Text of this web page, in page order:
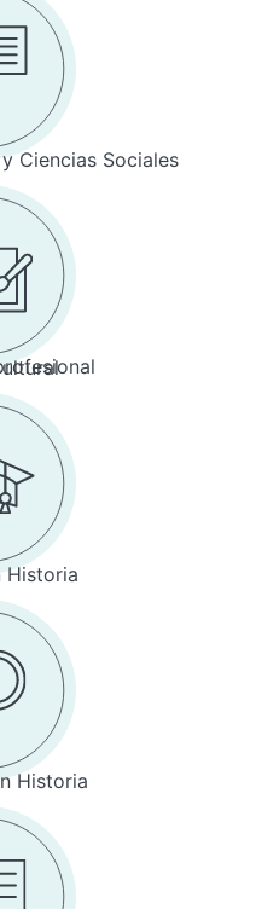
Ciencias Sociales
Historia
Historia